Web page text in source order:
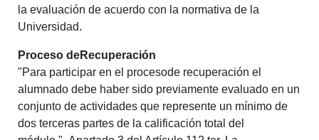
la evaluación de acuerdo con la normativa de la
Universidad.
Proceso deRecuperación
"Para participar en el procesode recuperación el
alumnado debe haber sido previamente evaluado en un
conjunto de actividades que represente un mínimo de
dos terceras partes de la calificación total del